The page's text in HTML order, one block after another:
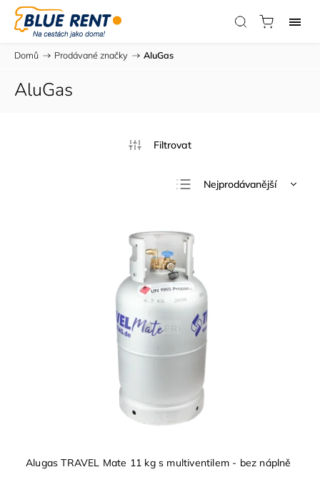
Domů / Prodávané značky / AluGas
AluGas
Nejprodávanější
Alugas TRAVEL Mate 11 kg s multiventilem - bez náplně